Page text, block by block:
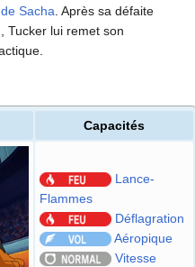
Sacha . Après sa défaite
, Tucker lui remet son
Capacités
Lance-
Flammes
Déflagration
Aéropique
Vitesse